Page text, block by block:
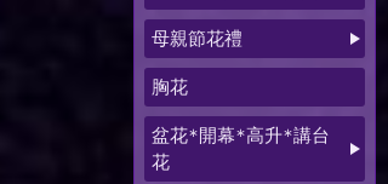
母親節花禮
胸花
盆花*開幕*高升*講台
花